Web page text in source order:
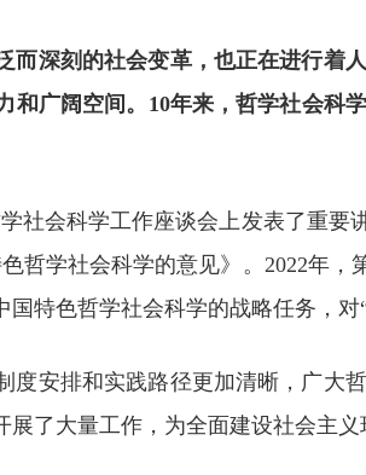
而深刻的社会变革，也正在进行着
和广阔空间。10年来，哲学社会科
社会科学工作座谈会上发表了重要
哲学社会科学的意见》。2022年
国特色哲学社会科学的战略任务，
度安排和实践路径更加清晰，广大
了大量工作，为全面建设社会主义